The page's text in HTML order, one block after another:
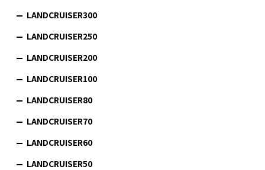
LANDCRUISER300
LANDCRUISER250
LANDCRUISER200
LANDCRUISER100
LANDCRUISER80
LANDCRUISER70
LANDCRUISER60
LANDCRUISER50